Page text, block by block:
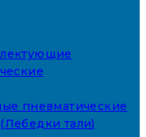
пневматические
тали)